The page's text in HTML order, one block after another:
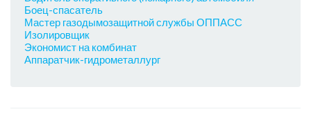
Боец-спасатель
Мастер газодымозащитной службы ОППАСС
Изолировщик
Экономист на комбинат
Аппаратчик-гидрометаллург